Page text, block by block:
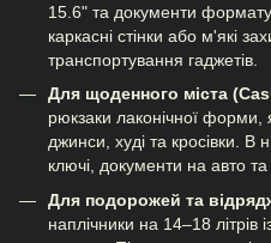
15.6" та документи
каркасні стінки або м'які
транспортування гаджетів.
Для щоденного міста
рюкзаки лаконічної форми,
джинси, худі та кросівки. В
ключі, документи на авто та
Для подорожей та
наплічники на 14–18 літрів